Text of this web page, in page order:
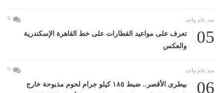
منذ عام واحد 0
05
تعرف على مواعيد القطارات على خط القاهرة الإسكندرية
والعكس
منذ عام واحد 0
06
بيطرى الأقصر.. ضبط ١٨٥ كيلو جرام لحوم مذبوحة خارج